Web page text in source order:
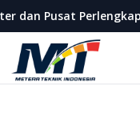
Metera Teknik Indonesia